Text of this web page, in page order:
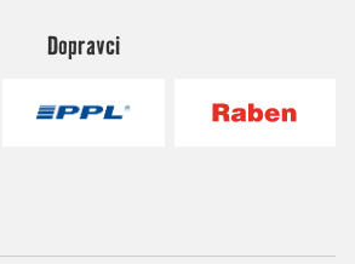
Dopravci